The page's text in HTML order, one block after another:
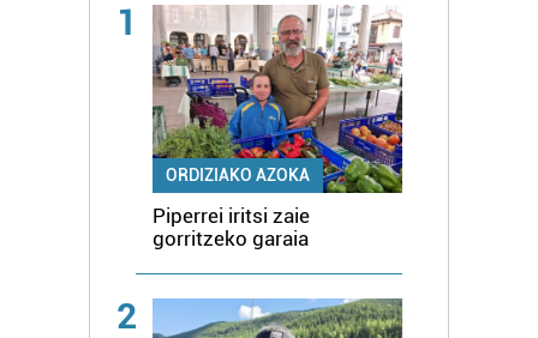
1
ORDIZIAKO AZOKA
Piperrei iritsi zaie
gorritzeko garaia
2